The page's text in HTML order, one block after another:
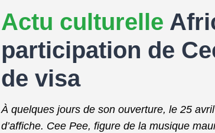
Actu culturelle
participation de
de visa
À quelques jours de son ouverture, le 25
d’affiche. Cee Pee, figure de la musique